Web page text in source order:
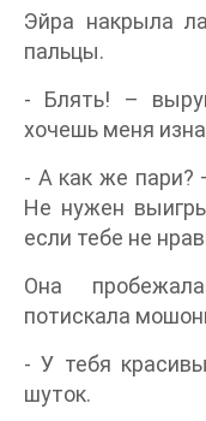
Эйра накрыла
пальцы.
- Блять! –
хочешь меня
- А как же пари?
Не нужен
если тебе не
Она
потискала
- У тебя
шуток.